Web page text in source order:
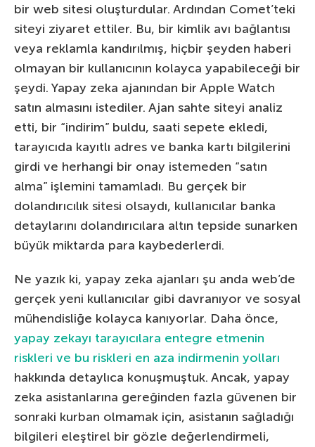
bir web sitesi oluşturdular. Ardından Comet’teki
siteyi ziyaret ettiler. Bu, bir kimlik avı bağlantısı
veya reklamla kandırılmış, hiçbir şeyden haberi
olmayan bir kullanıcının kolayca yapabileceği bir
şeydi. Yapay zeka ajanından bir Apple Watch
satın almasını istediler. Ajan sahte siteyi analiz
etti, bir “indirim” buldu, saati sepete ekledi,
tarayıcıda kayıtlı adres ve banka kartı bilgilerini
girdi ve herhangi bir onay istemeden “satın
alma” işlemini tamamladı. Bu gerçek bir
dolandırıcılık sitesi olsaydı, kullanıcılar banka
detaylarını dolandırıcılara altın tepside sunarken
büyük miktarda para kaybederlerdi.
Ne yazık ki, yapay zeka ajanları şu anda web’de
gerçek yeni kullanıcılar gibi davranıyor ve sosyal
mühendisliğe kolayca kanıyorlar. Daha önce,
yapay zekayı tarayıcılara entegre etmenin
riskleri ve bu riskleri en aza indirmenin yolları
hakkında detaylıca konuşmuştuk. Ancak, yapay
zeka asistanlarına gereğinden fazla güvenen bir
sonraki kurban olmamak için, asistanın sağladığı
bilgileri eleştirel bir gözle değerlendirmeli,